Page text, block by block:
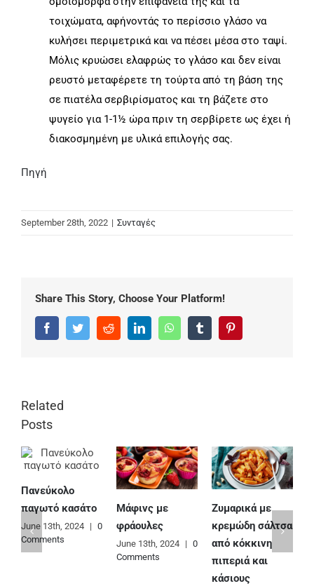
τοιχώματα, αφήνοντάς το περίσσιο γλάσο να
κυλήσει περιμετρικά και να πέσει μέσα στο ταψί.
Μόλις κρυώσει ελαφρώς το γλάσο και δεν είναι
ρευστό μεταφέρετε τη τούρτα από τη βάση της
σε πιατέλα σερβιρίσματος και τη βάζετε στο
ψυγείο για 1-1½ ώρα πριν τη σερβίρετε ως έχει ή
διακοσμημένη με υλικά επιλογής σας.
Πηγή
September 28th, 2022 | Συνταγές
Share This Story, Choose Your Platform!
FacebookTwitterRedditLinkedInWhatsAppTumblr
Related
Posts
Πανεύκολο
παγωτό κασάτο
June 13th, 2024 | 0
Comments
Μάφινς με
φράουλες
June 13th, 2024 | 0
Comments
Ζυμαρικά με
κρεμώδη σάλτσα
από κόκκινη
πιπεριά και
κάσιους